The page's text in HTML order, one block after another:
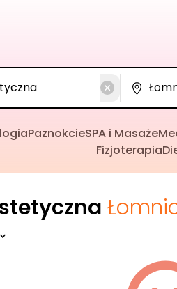
PaznokcieSPA i Masaże
Fizjoterapia